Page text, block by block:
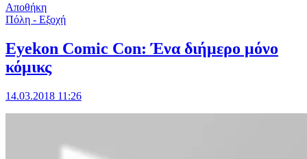
Αποθήκη
Πόλη - Εξοχή
Eyekon Comic Con: Ένα διήμερο μόνο
κόμικς
14.03.2018 11:26